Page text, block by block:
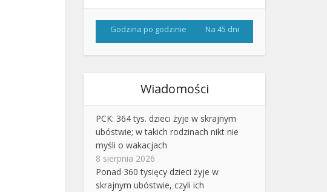
Godzina po godzinie Na 45 dni
Wiadomości
PCK: 364 tys. dzieci żyje w skrajnym
ubóstwie; w takich rodzinach nikt nie
myśli o wakacjach
8 sierpnia 2026
Ponad 360 tysięcy dzieci żyje w
skrajnym ubóstwie, czyli ich